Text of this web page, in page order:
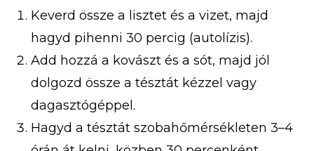
Keverd össze a lisztet és a vizet, majd
hagyd pihenni 30 percig (autolízis).
Add hozzá a kovászt és a sót, majd jól
dolgozd össze a tésztát kézzel vagy
dagasztógéppel.
Hagyd a tésztát szobahőmérsékleten 3–4